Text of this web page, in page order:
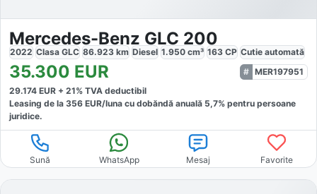
Mercedes-Benz GLC 200
2022 Clasa GLC 86.923 km Diesel 1.950 cm³ 163 CP Cutie automată
35.300 EUR
MER197951
29.174 EUR + 21% TVA deductibil
Leasing de la 356 EUR/luna cu dobăndă anuală 5,7% pentru persoane
juridice.
Sună WhatsApp Mesaj Favorite